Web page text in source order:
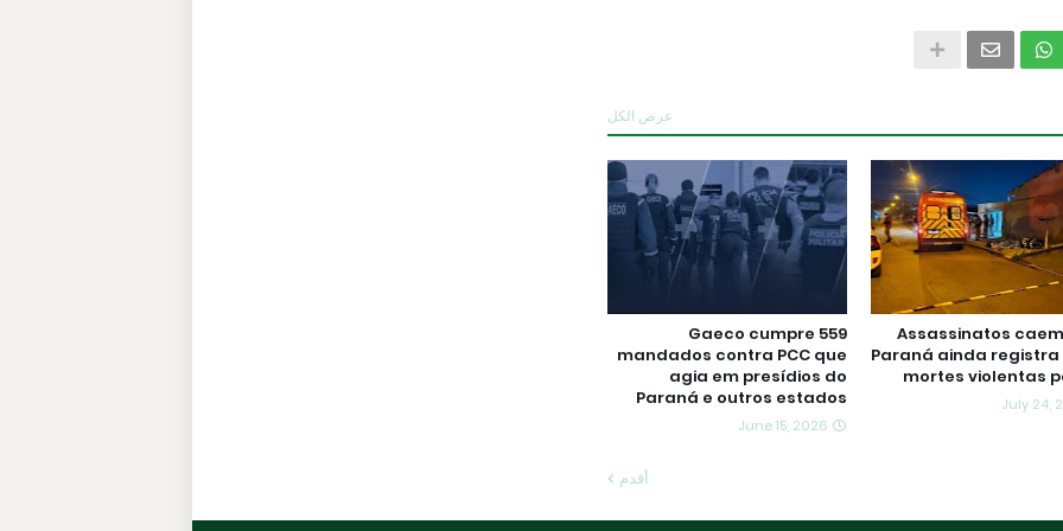
عرض الكل
Assassinatos
Paraná ainda registra
mortes violentas
July 24,
Gaeco cumpre 559
mandados contra PCC que
agia em presídios do
Paraná e outros estados
June 15, 2026
أقدم